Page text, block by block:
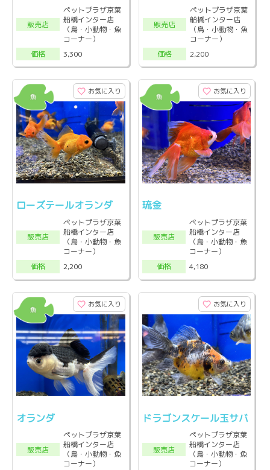
販売店
ペットプラザ京葉
船橋インター店
（鳥・小動物・魚
コーナー）
価格
3,300
販売店
ペットプラザ京葉
船橋インター店
（鳥・小動物・魚
コーナー）
価格
2,200
お気に入り
ローズテールオランダ
販売店
ペットプラザ京葉
船橋インター店
（鳥・小動物・魚
コーナー）
価格
2,200
お気に入り
琉金
販売店
ペットプラザ京葉
船橋インター店
（鳥・小動物・魚
コーナー）
価格
4,180
お気に入り
オランダ
販売店
ペットプラザ京葉
船橋インター店
（鳥・小動物・魚
コーナー）
お気に入り
ドラゴンスケール玉サバ
販売店
ペットプラザ京葉
船橋インター店
（鳥・小動物・魚
コーナー）